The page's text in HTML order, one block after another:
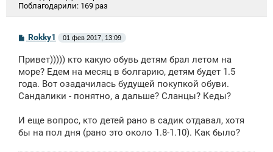
Поблагодарили: 169 раз
С
б
щ
н
и
Rokky1 01 фев 2017, 13:09
Привет))))) кто какую обувь детям брал летом на
море? Едем на месяц в болгарию, детям будет 1.5
года. Вот озадачилась будущей покупкой обуви.
Сандалики - понятно, а дальше? Сланцы? Кеды?
И еще вопрос, кто детей рано в садик отдавал, хотя
бы на пол дня (рано это около 1.8-1.10). Как было?